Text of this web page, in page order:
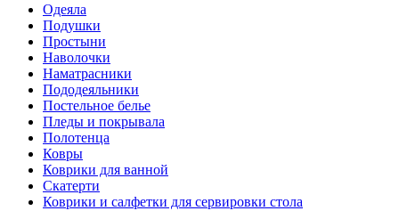
Одеяла
Подушки
Простыни
Наволочки
Наматрасники
Пододеяльники
Постельное белье
Пледы и покрывала
Полотенца
Ковры
Коврики для ванной
Скатерти
Коврики и салфетки для сервировки стола